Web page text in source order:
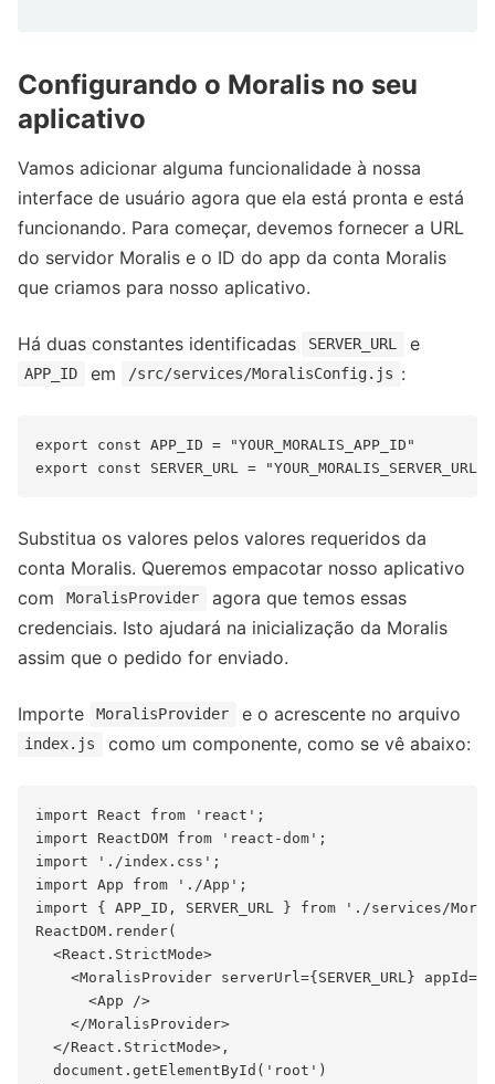
Configurando o Moralis no seu
aplicativo
Vamos adicionar alguma funcionalidade à nossa
interface de usuário agora que ela está pronta e está
funcionando. Para começar, devemos fornecer a URL
do servidor Moralis e o ID do app da conta Moralis
que criamos para nosso aplicativo.
Há duas constantes identificadas SERVER_URL e
APP_ID em /src/services/MoralisConfig.js :
export const APP_ID = "YOUR_MORALIS_APP_ID"
Substitua os valores pelos valores requeridos da
conta Moralis. Queremos empacotar nosso aplicativo
com
MoralisProvider
agora que temos essas
credenciais. Isto ajudará na inicialização da Moralis
assim que o pedido for enviado.
Importe MoralisProvider e o acrescente no arquivo
index.js como um componente, como se vê abaixo:
import React from 'react';
import ReactDOM from 'react-dom';
import './index.css';
import App from './App';
import { APP_ID, SERVER_URL } from './services/
ReactDOM.render(
  <React.StrictMode>
<MoralisProvider serverUrl={SERVER_URL}
      <App />
    </MoralisProvider>
  </React.StrictMode>,
  document.getElementById('root')